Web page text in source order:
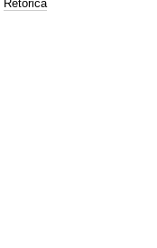
Retórica